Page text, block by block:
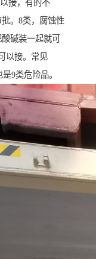
接，有的不
。8类，腐蚀性
碱装一起就可
以接。常见
9类危险品。